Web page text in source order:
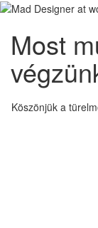
Most
Köszönjük a